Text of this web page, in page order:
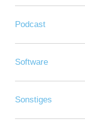
Podcast
Software
Sonstiges